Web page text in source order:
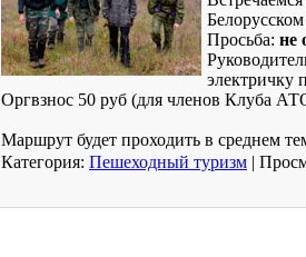
Белорусском
Просьба: не
электричку
Оргвзнос 50 руб (для членов Клуба
Маршрут будет проходить в среднем
Категория: Пешеходный туризм |